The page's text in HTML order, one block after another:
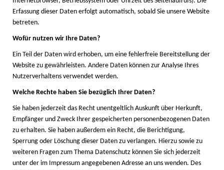
Erfassung dieser Daten erfolgt automatisch, sobald Sie unsere Website
betreten.
Wofür nutzen wir Ihre Daten?
Ein Teil der Daten wird erhoben, um eine fehlerfreie Bereitstellung der
Website zu gewährleisten. Andere Daten können zur Analyse Ihres
Nutzerverhaltens verwendet werden.
Welche Rechte haben Sie bezüglich Ihrer Daten?
Sie haben jederzeit das Recht unentgeltlich Auskunft über Herkunft,
Empfänger und Zweck Ihrer gespeicherten personenbezogenen Daten
zu erhalten. Sie haben außerdem ein Recht, die Berichtigung,
Sperrung oder Löschung dieser Daten zu verlangen. Hierzu sowie zu
weiteren Fragen zum Thema Datenschutz können Sie sich jederzeit
unter der im Impressum angegebenen Adresse an uns wenden. Des